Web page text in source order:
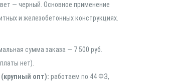
— черный. Основное применение
и железобетонных конструкциях.
сумма заказа — 7 500 руб.
нет).
(крупный опт): работаем по 44 ФЗ,